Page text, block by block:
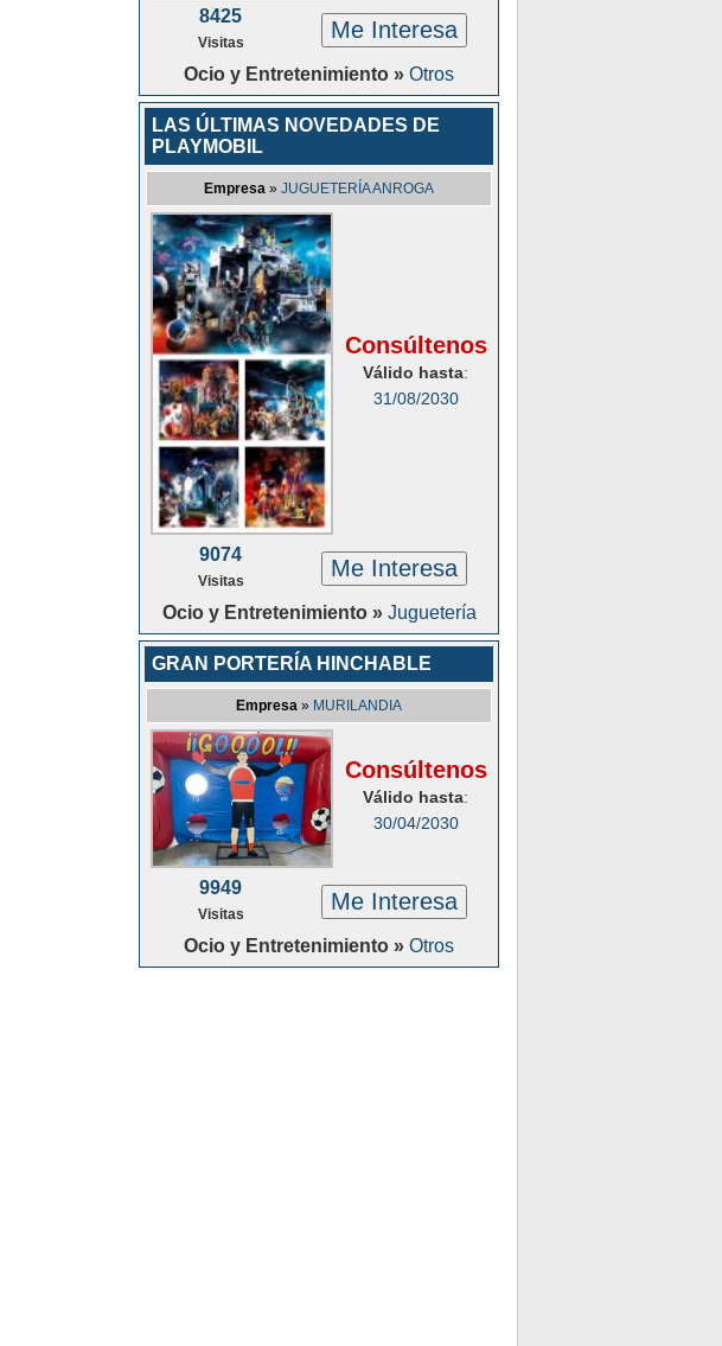
8425
Visitas Me Interesa
Ocio y Entretenimiento » Otros
LAS ÚLTIMAS NOVEDADES DE
PLAYMOBIL
Empresa » JUGUETERÍA ANROGA
Consúltenos
Válido hasta:
31/08/2030
9074
Visitas Me Interesa
Ocio y Entretenimiento » Juguetería
GRAN PORTERÍA HINCHABLE
Empresa » MURILANDIA
Consúltenos
Válido hasta:
30/04/2030
9949
Visitas Me Interesa
Ocio y Entretenimiento » Otros